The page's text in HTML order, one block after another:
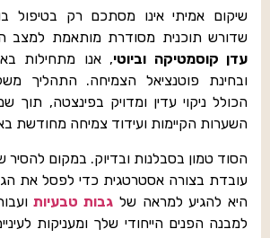
שיקום אמיתי אינו מסתכם רק בטיפול
שדורש תוכנית מסודרת מותאמת למצב
עדן קוסמטיקה וביוטי, אנו מתחילות
ובחינת פוטנציאל הצמיחה. התהליך
הכולל ניקוי עדין ומדויק בפינצטה, תוך
השערות הקיימות ועידוד צמיחה מחודשת
הסוד טמון בסבלנות ובדיוק. במקום להסיר
עובדת בצורה אסטרטגית כדי לפסל את
היא להגיע למראה של גבות טבעיות
למבנה הפנים הייחודי שלך ומעניקות